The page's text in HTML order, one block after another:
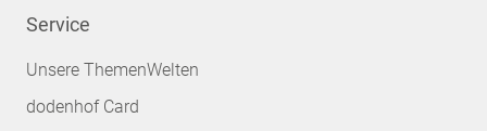
Service
Unsere ThemenWelten
dodenhof Card